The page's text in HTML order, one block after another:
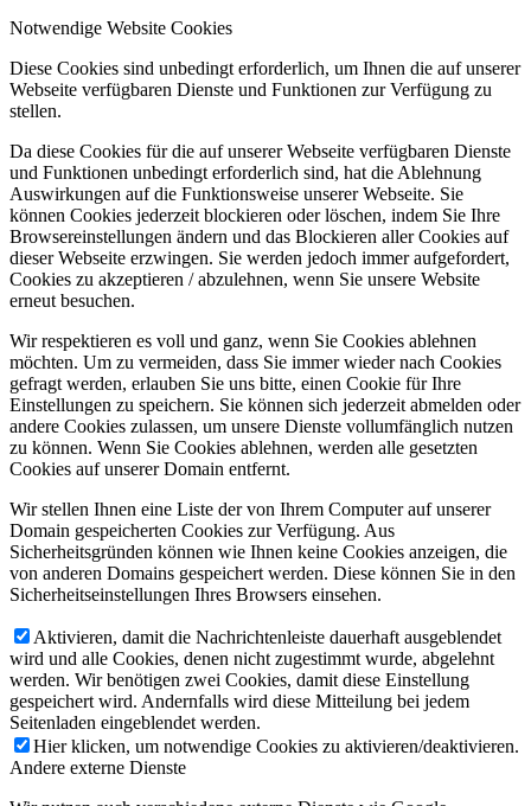
Notwendige Website Cookies
Diese Cookies sind unbedingt erforderlich, um Ihnen die auf unserer
Webseite verfügbaren Dienste und Funktionen zur Verfügung zu
stellen.
Da diese Cookies für die auf unserer Webseite verfügbaren Dienste
und Funktionen unbedingt erforderlich sind, hat die Ablehnung
Auswirkungen auf die Funktionsweise unserer Webseite. Sie
können Cookies jederzeit blockieren oder löschen, indem Sie Ihre
Browsereinstellungen ändern und das Blockieren aller Cookies auf
dieser Webseite erzwingen. Sie werden jedoch immer aufgefordert,
Cookies zu akzeptieren / abzulehnen, wenn Sie unsere Website
erneut besuchen.
Wir respektieren es voll und ganz, wenn Sie Cookies ablehnen
möchten. Um zu vermeiden, dass Sie immer wieder nach Cookies
gefragt werden, erlauben Sie uns bitte, einen Cookie für Ihre
Einstellungen zu speichern. Sie können sich jederzeit abmelden oder
andere Cookies zulassen, um unsere Dienste vollumfänglich nutzen
zu können. Wenn Sie Cookies ablehnen, werden alle gesetzten
Cookies auf unserer Domain entfernt.
Wir stellen Ihnen eine Liste der von Ihrem Computer auf unserer
Domain gespeicherten Cookies zur Verfügung. Aus
Sicherheitsgründen können wie Ihnen keine Cookies anzeigen, die
von anderen Domains gespeichert werden. Diese können Sie in den
Sicherheitseinstellungen Ihres Browsers einsehen.
Aktivieren, damit die Nachrichtenleiste dauerhaft ausgeblendet
wird und alle Cookies, denen nicht zugestimmt wurde, abgelehnt
werden. Wir benötigen zwei Cookies, damit diese Einstellung
gespeichert wird. Andernfalls wird diese Mitteilung bei jedem
Seitenladen eingeblendet werden.
Hier klicken, um notwendige Cookies zu aktivieren/deaktivieren.
Andere externe Dienste